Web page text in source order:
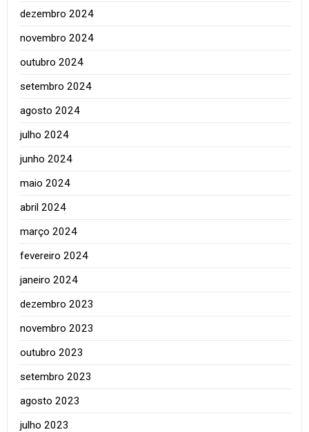
dezembro 2024
novembro 2024
outubro 2024
setembro 2024
agosto 2024
julho 2024
junho 2024
maio 2024
abril 2024
março 2024
fevereiro 2024
janeiro 2024
dezembro 2023
novembro 2023
outubro 2023
setembro 2023
agosto 2023
julho 2023